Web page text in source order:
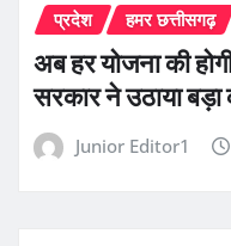
प्रदेश हमर छत्तीसगढ़
अब हर योजना की
सरकार ने उठाया
Junior Editor1